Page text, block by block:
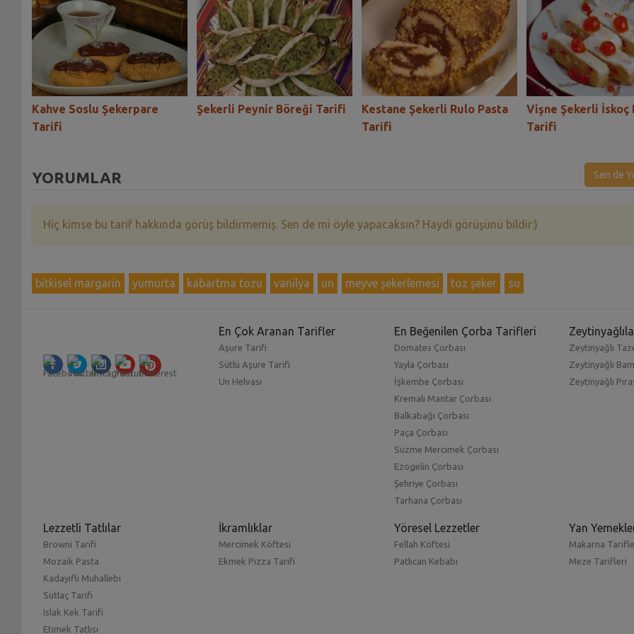
Kahve Soslu Şekerpare
Tarifi
Şekerli Peynir Böreği Tarifi
Kestane Şekerli Rulo Pasta
Tarifi
Vişne Şekerli İskoç
Tarifi
YORUMLAR Sen de
Hiç kimse bu tarif hakkında görüş bildirmemiş. Sen de mi öyle yapacaksın? Haydi görüşünü bildir:)
bitkisel margarin yumurta kabartma tozu vanilya un meyve şekerlemesi toz şeker su
En Çok Aranan Tarifler
Aşure Tarifi
Sütlü Aşure Tarifi
Un Helvası
En Beğenilen Çorba Tarifleri
Domates Çorbası
Yayla Çorbası
İşkembe Çorbası
Kremalı Mantar Çorbası
Balkabağı Çorbası
Paça Çorbası
Süzme Mercimek Çorbası
Ezogelin Çorbası
Şehriye Çorbası
Tarhana Çorbası
Zeytinyağlı
Zeytinyağlı
Zeytinyağlı
Lezzetli Tatlılar
Browni Tarifi
Mozaik Pasta
Kadayıflı Muhallebi
Sütlaç Tarifi
Islak Kek Tarifi
Etimek Tatlısı
İkramlıklar
Mercimek Köftesi
Ekmek Pizza Tarifi
Yöresel Lezzetler
Fellah Köftesi
Patlıcan Kebabı
Yan
Makarna
Meze Tarifleri